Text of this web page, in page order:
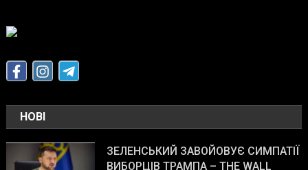
НОВІ
ЗЕЛЕНСЬКИЙ ЗАВОЙОВУЄ СИМПАТІЇ
ВИБОРЦІВ ТРАМПА – THE WALL